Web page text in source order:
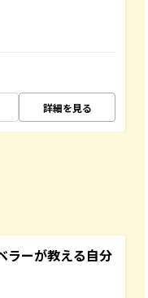
詳細を見る
ラーが教える自分